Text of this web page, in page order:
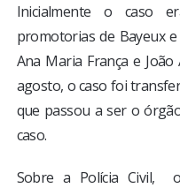
Inicialmente o caso
promotorias de Bayeux
Ana Maria França e
agosto, o caso foi
que passou a ser o
caso.
Sobre a Polícia Civil,